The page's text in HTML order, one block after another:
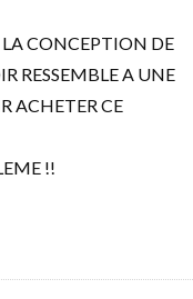
LA CONCEPTION DE
RESSEMBLE A UNE
ACHETER CE
!!